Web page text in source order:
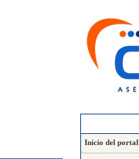
Inicio del portal